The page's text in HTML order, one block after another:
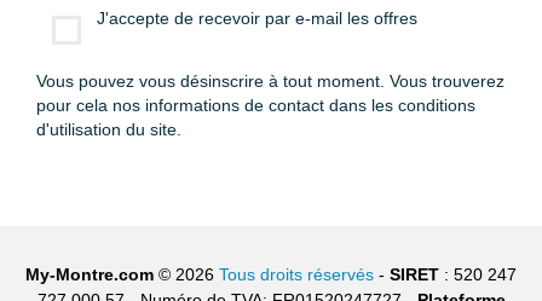
J'accepte de recevoir par e-mail les offres
Vous pouvez vous désinscrire à tout moment. Vous trouverez
pour cela nos informations de contact dans les conditions
d'utilisation du site.
My-Montre.com © 2026 Tous droits réservés - SIRET : 520 247